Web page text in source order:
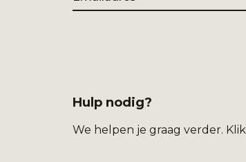
Hulp nodig?
We helpen je graag verder. Klik